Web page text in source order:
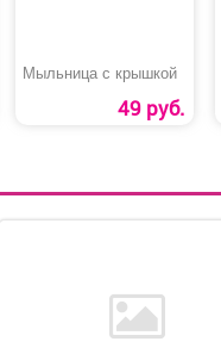
Мыльница с крышкой
49 руб.